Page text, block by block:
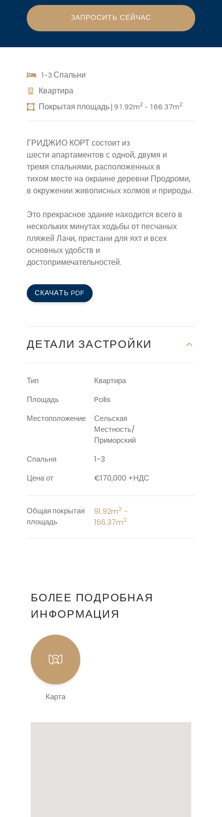
ЗАПРОСИТЬ СЕЙЧАС
1-3 Спальни
Квартира
Покрытая площадь | 91.92m2 - 166.37m2
ГРИДЖИО КОРТ состоит из
шести апартаментов с одной, двумя и
тремя спальнями, расположенных в
тихом месте на окраине деревни Продроми,
в окружении живописных холмов и природы.
Это прекрасное здание находится всего в
нескольких минутах ходьбы от песчаных
пляжей Лачи, пристани для яхт и всех
основных удобств и
достопримечательностей.
СКАЧАТЬ PDF
ДЕТАЛИ ЗАСТРОЙКИ
Тип
Квартира
Площадь
Polis
Местоположение
Сельская
Местность/
Приморский
Спальня
1-3
Цена от
€170,000 +НДС
Общая покрытая
площадь
91.92m2 -
166.37m2
БОЛЕЕ ПОДРОБНАЯ
ИНФОРМАЦИЯ
Карта